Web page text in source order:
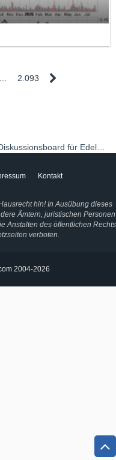
für Edelmetalle & Rohstoffe
… 2.093
Kontakt
hin! In Ausübung dieses
Ämtern, juristischen Personen
Anstalten des öffentlichen Rechts
verboten.
2004-2026